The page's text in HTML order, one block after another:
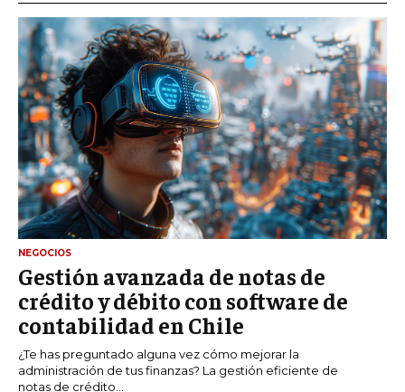
NEGOCIOS
Gestión avanzada de notas de
crédito y débito con software de
contabilidad en Chile
¿Te has preguntado alguna vez cómo mejorar la
administración de tus finanzas? La gestión eficiente de
notas de crédito...